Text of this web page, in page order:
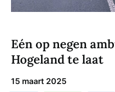
Eén op negen
Hogeland te laat
15 maart 2025